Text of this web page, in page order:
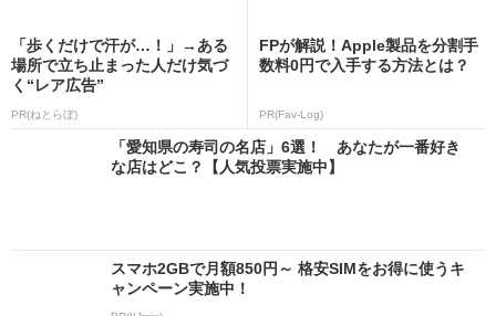
「歩くだけで汗が…！」→ある
場所で立ち止まった人だけ気づ
く“レア広告”
PR(ねとらぼ)
FPが解説！Apple製品を分割手
数料0円で入手する方法とは？
PR(Fav-Log)
「愛知県の寿司の名店」6選！ あなたが一番好き
な店はどこ？【人気投票実施中】
スマホ2GBで月額850円～ 格安SIMをお得に使うキ
ャンペーン実施中！